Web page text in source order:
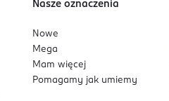
Nasze oznaczenia
Nowe
Mega
Mam więcej
Pomagamy jak umiemy